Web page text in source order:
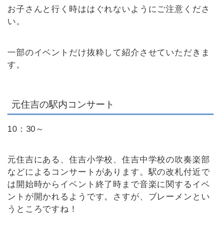
お子さんと行く時ははぐれないようにご注意くださ
い。
一部のイベントだけ抜粋して紹介させていただきま
す。
元住吉の駅内コンサート
10：30～
元住吉にある、住吉小学校、住吉中学校の吹奏楽部
などによるコンサートがあります。駅の改札付近で
は開始時からイベント終了時まで音楽に関するイベ
ントが開かれるようです。さすが、ブレーメンとい
うところですね！